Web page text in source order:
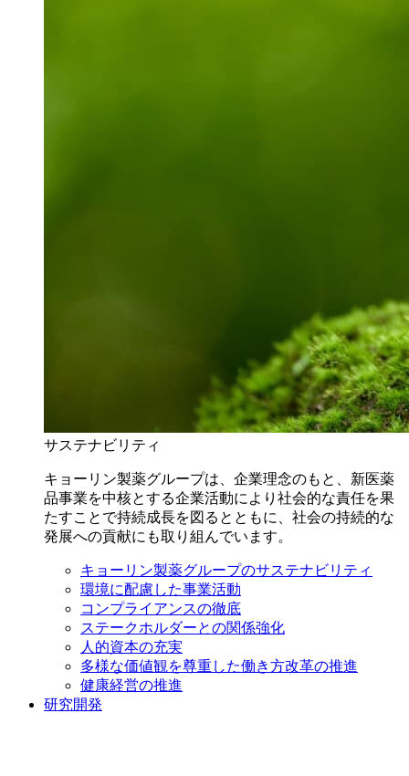
サステナビリティ
キョーリン製薬グループは、企業理念のもと、新医薬
品事業を中核とする企業活動により社会的な責任を果
たすことで持続成長を図るとともに、社会の持続的な
発展への貢献にも取り組んでいます。
キョーリン製薬グループのサステナビリティ
環境に配慮した事業活動
コンプライアンスの徹底
ステークホルダーとの関係強化
人的資本の充実
多様な価値観を尊重した働き方改革の推進
健康経営の推進
研究開発